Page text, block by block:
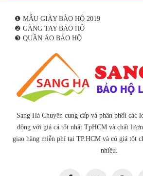
❶ MẪU GIÀY BẢO HỘ 2019
❷ GĂNG TAY BẢO HỘ
❸ QUẦN ÁO BẢO HỘ
Sang Hà Chuyên cung cấp và phân phối các
động với giá cả tốt nhất TpHCM và chất
giao hàng miễn phí tại TP.HCM và có giá tốt
nhiều.